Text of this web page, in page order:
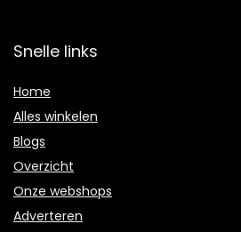
Snelle links
Home
Alles winkelen
Blogs
Overzicht
Onze webshops
Adverteren